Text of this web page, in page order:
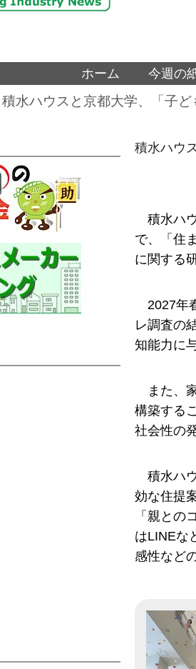
ホーム 今週の
積水ハウスと京都大学、「子
積水ハウ
積水ハ
で、「住
に関する
2027年
レ調査の
知能力に
また、
構築する
社会性の
積水ハ
効な住提
「親と
はLINEな
感性など